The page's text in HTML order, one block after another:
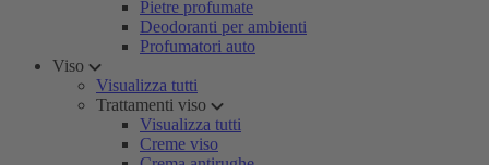
Pietre profumate
Deodoranti per ambienti
Profumatori auto
Viso
Visualizza tutti
Trattamenti viso
Visualizza tutti
Creme viso